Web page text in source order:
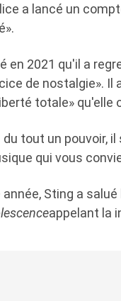
a lancé un
en 2021 qu'il a
de nostalgie».
totale» qu'elle
du tout un pouvoir,
qui vous
Sting a salué
appelant la